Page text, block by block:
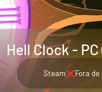
Hell Clock -
Steam Fora